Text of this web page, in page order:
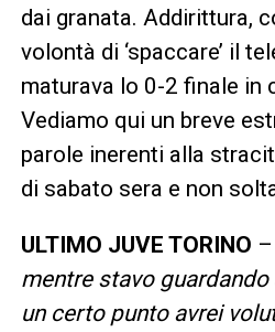
dai granata. Addirittura,
volontà di ‘spaccare’ il
maturava lo 0-2 finale in
Vediamo qui un breve
parole inerenti alla
di sabato sera e non
ULTIMO JUVE TORINO –
mentre stavo guardando
un certo punto avrei